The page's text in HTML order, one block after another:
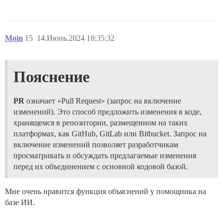
Moin 14.Июнь.2024 18:35:32
15
Пояснение
PR означает «Pull Request» (запрос на включение
изменений). Это способ предложить изменения в коде,
хранящемся в репозитории, размещенном на таких
платформах, как GitHub, GitLab или Bitbucket. Запрос на
включение изменений позволяет разработчикам
просматривать и обсуждать предлагаемые изменения
перед их объединением с основной кодовой базой.
Мне очень нравится функция объяснений у помощника на
базе ИИ.